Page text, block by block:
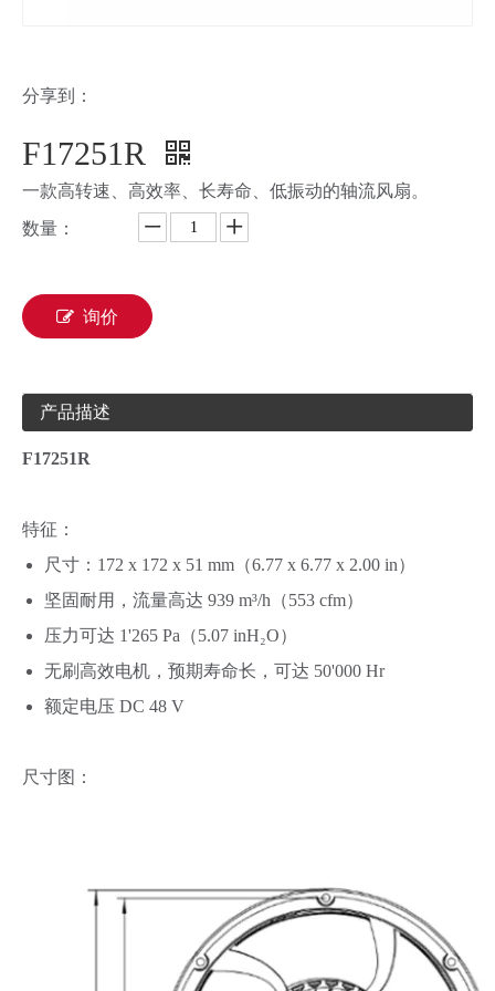
分享到：
F17251R
一款高转速、高效率、长寿命、低振动的轴流风扇。
数量：
询价
产品描述
F17251R
特征：
尺寸：172 x 172 x 51 mm（6.77 x 6.77 x 2.00 in）
坚固耐用，流量高达 939 m³/h（553 cfm）
压力可达 1'265 Pa（5.07 inH₂O）
无刷高效电机，预期寿命长，可达 50'000 Hr
额定电压 DC 48 V
尺寸图：